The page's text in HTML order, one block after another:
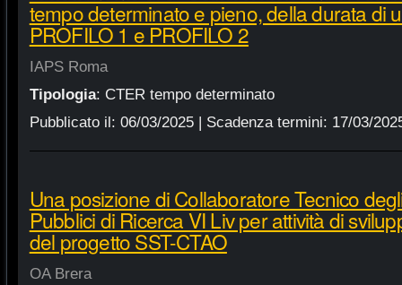
tempo determinato e pieno, della durata di
PROFILO 1 e PROFILO 2
IAPS Roma
Tipologia: CTER tempo determinato
Pubblicato il: 06/03/2025| Scadenza termini: 17/03/
Una posizione di Collaboratore Tecnico
Pubblici di Ricerca VI Liv per attività di
del progetto SST-CTAO
OA Brera